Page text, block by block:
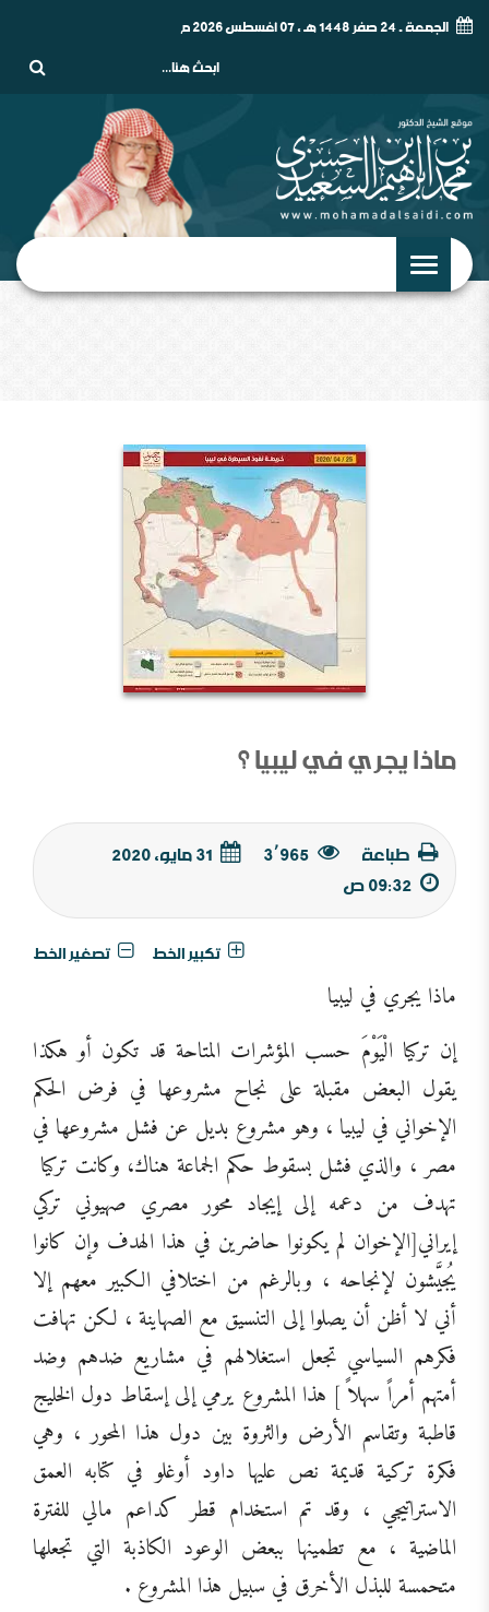
الجمعة - 24 صفر 1448 هـ , 07 أغسطس 2026 م
ماذا يجري في ليبيا ؟
طباعة 3٬965
تكبير الخط تصغير الخط
ماذا يجري في ليبيا
إن تركيا الْيَوْمَ حسب المؤشرات المتاحة قد تكون أو هكذا
يقول البعض مقبلة على نجاح مشروعها في فرض الحكم
الإخواني في ليبيا ، وهو مشروع بديل عن فشل مشروعها في
مصر ، والذي فشل بسقوط حكم الجماعة هناك، وكانت تركيا
تهدف من دعمه إلى إيجاد محور مصري صهيوني تركي
إيراني[الإخوان لم يكونوا حاضرين في هذا الهدف وإن كانوا
يُجيَّشون لإنجاحه ، وبالرغم من اختلافي الكبير معهم إلا
أني لا أظن أن يصلوا إلى التنسيق مع الصهاينة ، لكن تهافت
فكرهم السياسي تجعل استغلالهم في مشاريع ضدهم وضد
أمتهم أمراً سهلاً ] هذا المشروع يرمي إلى إسقاط دول الخليج
قاطبة وتقاسم الأرض والثروة بين دول هذا المحور ، وهي
فكرة تركية قديمة نص عليها داود أوغلو في كتابه العمق
الاستراتيجي ، وقد تم استخدام قطر كداعم مالي للفترة
الماضية ، مع تطمينها ببعض الوعود الكاذبة التي تجعلها
متحمسة للبذل الأخرق في سبيل هذا المشروع .